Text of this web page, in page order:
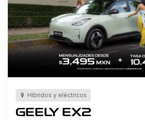
Híbridos y eléctricos
GEELY EX2